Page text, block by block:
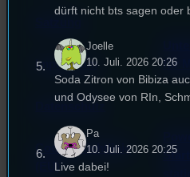
Impressum
Datenschutz
Cookie-Richtlinie
(EU)
für
dürft nicht bts sagen oder
Joelle
10. Juli. 2026 20:26
Soda Zitron von Bibiza
und Odysee von RIn,
Pa
10. Juli. 2026 20:25
Live dabei!